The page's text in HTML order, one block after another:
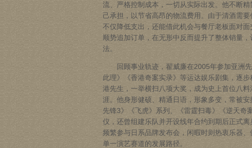
流、严格控制成本，一切从实际出发。他不断
己承担，以节省高昂的物流费用。由于清酒需
不仅降低支出，还能借此机会与餐厅老板面对
顺势追加订单，在无形中反而提升了整体销量
法。
回顾事业轨迹，翟威廉在2005年参加亚洲先
此理》《香港奇案实录》等运达娱乐剧集，逐
港先生，一举横扫八项大奖，成为史上首位八
涯。他身形健硕、精通日语，形象多变，常被
先锋3》《飞虎》系列、《雷霆扫毒》《逆天奇
仪，还曾组建乐队并开设线年合约到期后正式
频繁参与日系品牌发布会，闲暇时则热衷乐器
单一演艺赛道的发展路径。